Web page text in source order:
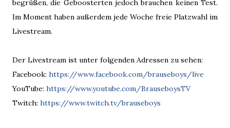
begrüßen, die Geboosterten jedoch brauchen keinen Test.
Im Moment haben außerdem jede Woche freie Platzwahl im
Livestream.
Der Livestream ist unter folgenden Adressen zu sehen:
Facebook: https://www.facebook.com/brauseboys/live
YouTube: https://www.youtube.com/BrauseboysTV
Twitch: https://www.twitch.tv/brauseboys